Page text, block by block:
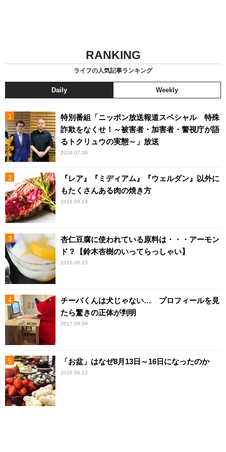
RANKING
ライフの人気記事ランキング
Daily Weekly
特別番組「ニッポン放送報道スペシャル 特殊
詐欺をなくせ！～被害者・加害者・警視庁が語
るトクリュウの実態～」放送
2026.07.30
『レア』『ミディアム』『ウェルダン』以外に
もたくさんある肉の焼き方
2018.09.19
杏仁豆腐に使われている原料は・・・アーモン
ド？【鈴木杏樹のいってらっしゃい】
2016.06.15
チーバくんは犬じゃない… プロフィールを見
たら驚きの正体が判明
2017.09.09
「お盆」はなぜ8月13日～16日になったのか
2018.08.13